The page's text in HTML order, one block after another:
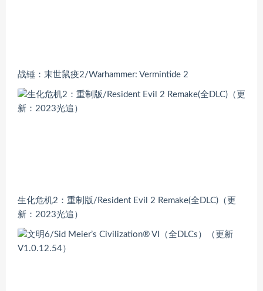
战锤：末世鼠疫2/Warhammer: Vermintide 2
生化危机2：重制版/Resident Evil 2 Remake(全DLC)（更
新：2023光追）